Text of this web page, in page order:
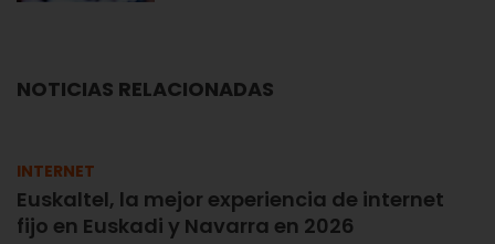
NOTICIAS RELACIONADAS
INTERNET
Euskaltel, la mejor experiencia de internet
fijo en Euskadi y Navarra en 2026